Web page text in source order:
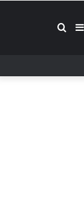
بحثإضافة